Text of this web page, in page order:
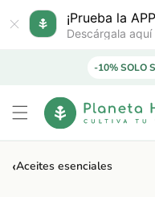
¡Prueba la
Descárgala
directamente
al contenido
-10% SOLO
‹Aceites esenciales